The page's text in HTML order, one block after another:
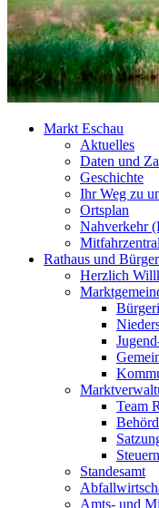
Markt Eschau
Aktuelles
Daten und
Geschichte
Ihr Weg zu
Ortsplan
Nahverkehr
Rathaus und
Herzlich
Team
Standesamt
Amts- und